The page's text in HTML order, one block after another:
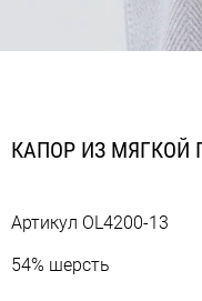
КАПОР ИЗ МЯГКОЙ
Артикул OL4200-13
54% шерсть